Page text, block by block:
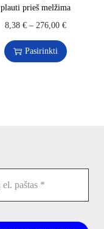
plauti prieš melžima
8,38€ – 276,00€
Pasirinkti